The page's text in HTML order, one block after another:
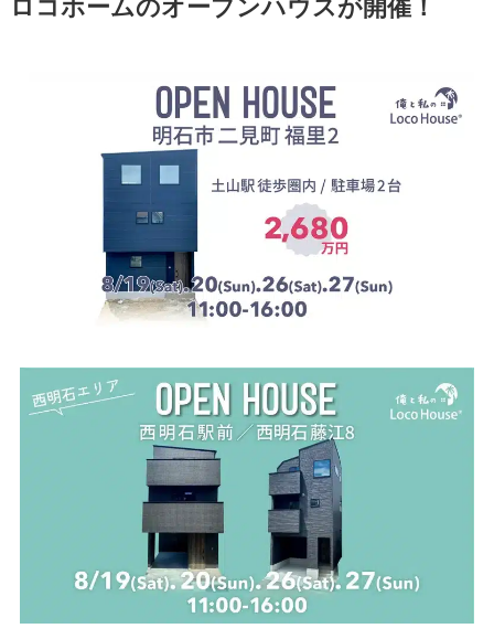
ロコホームのオープンハウスが開催！